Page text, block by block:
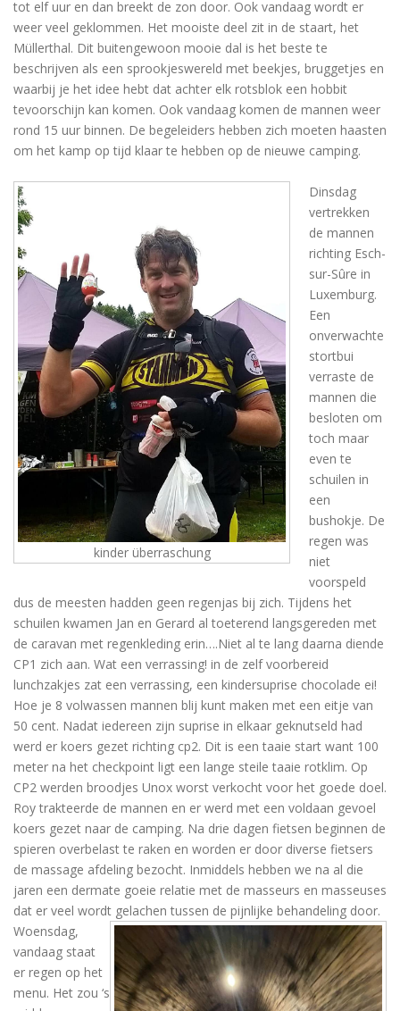
tot elf uur en dan breekt de zon door. Ook vandaag wordt er
weer veel geklommen. Het mooiste deel zit in de staart, het
Müllerthal. Dit buitengewoon mooie dal is het beste te
beschrijven als een sprookjeswereld met beekjes, bruggetjes en
waarbij je het idee hebt dat achter elk rotsblok een hobbit
tevoorschijn kan komen. Ook vandaag komen de mannen weer
rond 15 uur binnen. De begeleiders hebben zich moeten haasten
om het kamp op tijd klaar te hebben op de nieuwe camping.
kinder überraschung
Dinsdag
vertrekken
de mannen
richting Esch-
sur-Sûre in
Luxemburg.
Een
onverwachte
stortbui
verraste de
mannen die
besloten om
toch maar
even te
schuilen in
een
bushokje. De
regen was
niet
voorspeld
dus de meesten hadden geen regenjas bij zich. Tijdens het
schuilen kwamen Jan en Gerard al toeterend langsgereden met
de caravan met regenkleding erin….Niet al te lang daarna diende
CP1 zich aan. Wat een verrassing! in de zelf voorbereid
lunchzakjes zat een verrassing, een kindersuprise chocolade ei!
Hoe je 8 volwassen mannen blij kunt maken met een eitje van
50 cent. Nadat iedereen zijn suprise in elkaar geknutseld had
werd er koers gezet richting cp2. Dit is een taaie start want 100
meter na het checkpoint ligt een lange steile taaie rotklim. Op
CP2 werden broodjes Unox worst verkocht voor het goede doel.
Roy trakteerde de mannen en er werd met een voldaan gevoel
koers gezet naar de camping. Na drie dagen fietsen beginnen de
spieren overbelast te raken en worden er door diverse fietsers
de massage afdeling bezocht. Inmiddels hebben we na al die
jaren een dermate goeie relatie met de masseurs en masseuses
dat er veel wordt gelachen tussen de pijnlijke behandeling door.
Woensdag,
vandaag staat
er regen op het
menu. Het zou ‘s